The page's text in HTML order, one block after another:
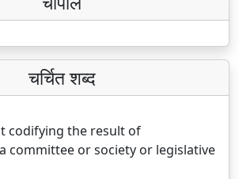
चर्चित शब्द
codifying the result of
committee or society or legislative